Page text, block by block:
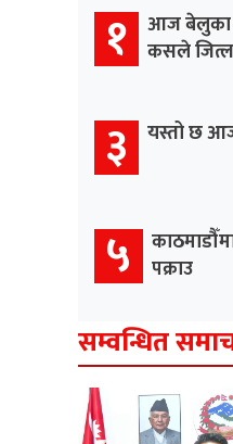
१
आज बेलुका
कसले
३ यस्तो छ
५
पक्राउ
सम्वन्धित